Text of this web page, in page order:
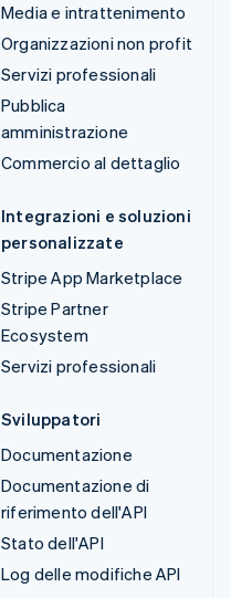
Media e intrattenimento
Organizzazioni non profit
Servizi professionali
Pubblica
amministrazione
Commercio al dettaglio
Integrazioni e soluzioni
personalizzate
Stripe App Marketplace
Stripe Partner
Ecosystem
Servizi professionali
Sviluppatori
Documentazione
Documentazione di
riferimento dell'API
Stato dell'API
Log delle modifiche API